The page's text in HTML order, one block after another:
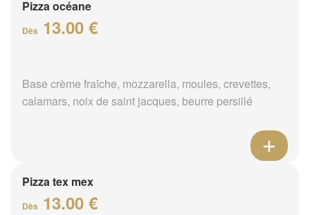
Pizza océane
Dès 13.00 €
Base crème fraîche, mozzarella, moules, crevettes,
calamars, noix de saint jacques, beurre persillé
Pizza tex mex
Dès 13.00 €